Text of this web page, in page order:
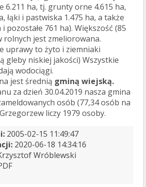
6.211 ha, tj. grunty orne 4.615 ha,
łąki i pastwiska 1.475 ha, a także
i pozostałe 761 ha). Większość (85
rolnych jest zmeliorowana.
uprawy to żyto i ziemniaki
gleby niskiej jakości) Wszystkie
wodociągi.
jest średnią gminą wiejską.
za dzień 30.04.2019 nasza gmina
osób (77,34 osób na
liczy 1979 osoby.
2005-02-15 11:49:47
2020-06-18 14:34:16
Wróblewski